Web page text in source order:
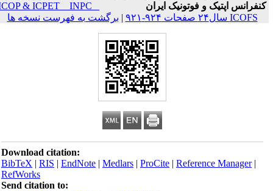
کنفرانس اپتیک و فوتونیک ایران
ICOP & ICPET _ INPC _
ICOFS سال۲۴ صفحات ۹۲۴-۹۲۱
|برگشت به فهرست نسخه ها
Download citation:
BibTeX|RIS|EndNote|Medlars|ProCite|Reference Manager
RefWorks
Send citation to: